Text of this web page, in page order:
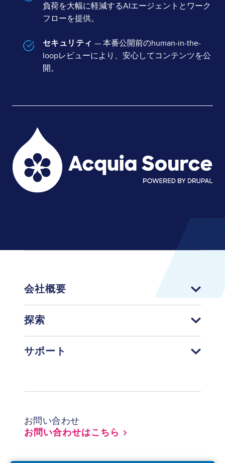
負荷を大幅に軽減するAIエージェントとワーク
フローを提供。
セキュリティ — 本番公開前のhuman-in-the-
loopレビューにより、安心してコンテンツを公
開。
会社概要
探索
サポート
お問い合わせ
お問い合わせはこちら